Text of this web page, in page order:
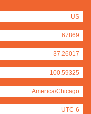
US
67869
37.26017
-100.59325
America/Chicago
UTC-6